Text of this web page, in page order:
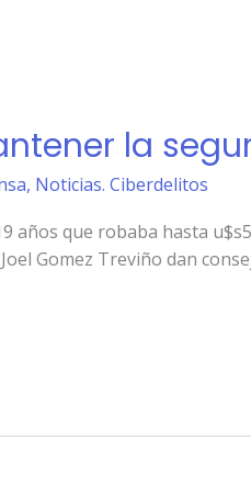
la
, Noticias. Ciberdelitos
años que robaba hasta
Gomez Treviño dan